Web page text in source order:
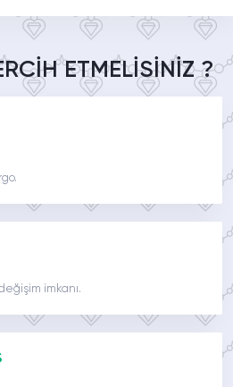
ETMELİSİNİZ ?
imkanı.